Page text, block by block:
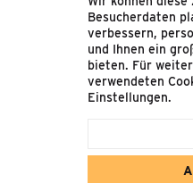
© 2022
Besucherdaten
verbessern,
und Ihnen ein
bieten. Für
verwendeten
Einstellungen.